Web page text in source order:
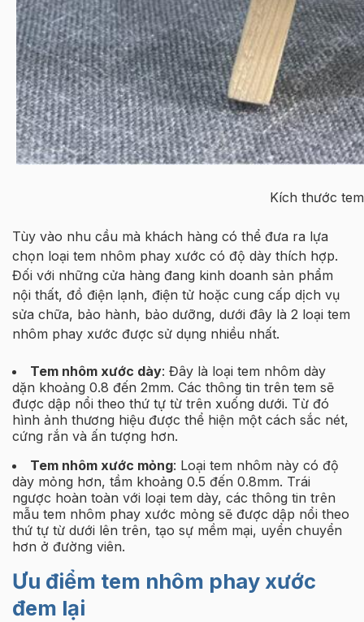
Kích thước
Tùy vào nhu cầu mà khách hàng có thể đưa ra lựa
chọn loại tem nhôm phay xước có độ dày thích hợp.
Đối với những cửa hàng đang kinh doanh sản phẩm
nội thất, đồ điện lạnh, điện tử hoặc cung cấp dịch vụ
sửa chữa, bảo hành, bảo dưỡng, dưới đây là 2 loại tem
nhôm phay xước được sử dụng nhiều nhất.
Tem nhôm xước dày: Đây là loại tem nhôm dày
dặn khoảng 0.8 đến 2mm. Các thông tin trên tem sẽ
được dập nổi theo thứ tự từ trên xuống dưới. Từ đó
hình ảnh thương hiệu được thể hiện một cách sắc nét,
cứng rắn và ấn tượng hơn.
Tem nhôm xước mỏng: Loại tem nhôm này có độ
dày mỏng hơn, tầm khoảng 0.5 đến 0.8mm. Trái
ngược hoàn toàn với loại tem dày, các thông tin trên
mẫu tem nhôm phay xước mỏng sẽ được dập nổi theo
thứ tự từ dưới lên trên, tạo sự mềm mại, uyển chuyển
hơn ở đường viên.
Ưu điểm tem nhôm phay xước
đem lại